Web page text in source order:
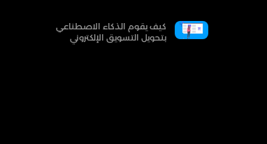
كيف يقوم الذكاء الاصطناعي
بتحويل التسويق الإلكتروني